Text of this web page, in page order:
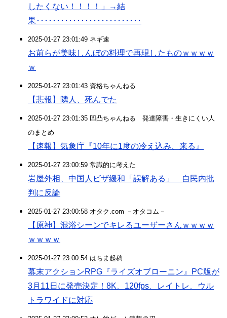
したくない！！！！」→結
果･･････････････････････････
2025-01-27 23:01:49 ネギ速
お前らが美味しんぼの料理で再現したものｗｗｗｗ
ｗ
2025-01-27 23:01:43 資格ちゃんねる
【悲報】隣人、死んでた
2025-01-27 23:01:35 凹凸ちゃんねる 発達障害・生きにくい人
のまとめ
【速報】気象庁『10年に1度の冷え込み、来る』
2025-01-27 23:00:59 常識的に考えた
岩屋外相、中国人ビザ緩和「誤解ある」 自民内批
判に反論
2025-01-27 23:00:58 オタク.com －オタコム－
【原神】混浴シーンでキレるユーザーさんｗｗｗｗ
ｗｗｗｗ
2025-01-27 23:00:54 はちま起稿
幕末アクションRPG『ライズオブローニン』PC版が
3月11日に発売決定！8K、120fps、レイトレ、ウル
トラワイドに対応